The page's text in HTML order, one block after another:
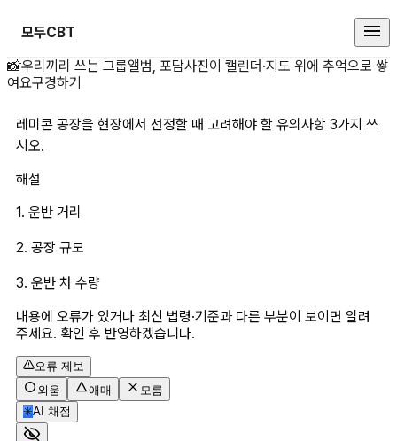
모두CBT
레미콘 공장을 현장에서 선정할 때
📸우리끼리 쓰는 그룹앨범, 포담사진이 캘린더·지도 위에 추억으로 쌓
여요구경하기
레미콘 공장을 현장에서 선정할 때 고려해야 할 유의사항 3가지 쓰
시오.
해설
1. 운반 거리
2. 공장 규모
3. 운반 차 수량
내용에 오류가 있거나 최신 법령·기준과 다른 부분이 보이면 알려
주세요. 확인 후 반영하겠습니다.
오류 제보
외움
애매
모름
✳AI 채점